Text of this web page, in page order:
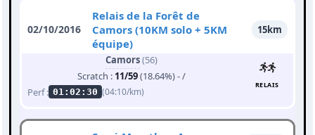
02/10/2016
Relais de la Forêt de
Camors (10KM solo + 5KM
équipe)
15km
Camors(56)
Scratch : 11/59(18.64%) - /
Perf : 01:02:30 (04:10/km)
RELAIS